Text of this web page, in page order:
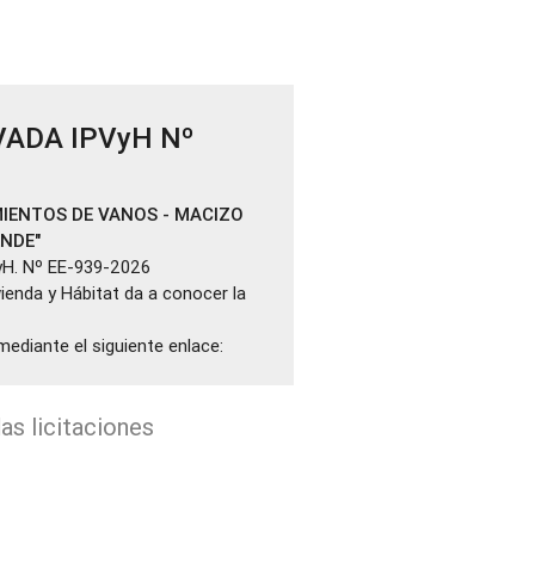
IPVyH Nº
DE VANOS - MACIZO
Nº EE-939-2026
y Hábitat da a conocer la
el siguiente enlace:
licitaciones